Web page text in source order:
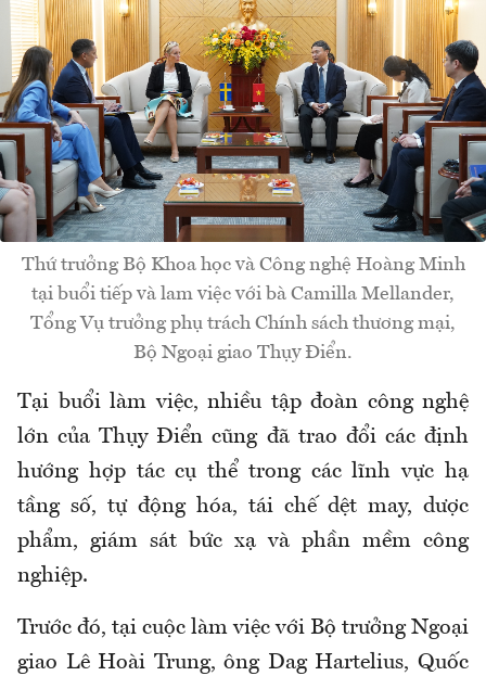
Thứ trưởng Bộ Khoa học và Công nghệ Hoàng Minh
tại buổi tiếp và lam việc với bà Camilla Mellander,
Tổng Vụ trưởng phụ trách Chính sách thương mại,
Bộ Ngoại giao Thụy Điển.
Tại buổi làm việc, nhiều tập đoàn công nghệ
lớn của Thụy Điển cũng đã trao đổi các định
hướng hợp tác cụ thể trong các lĩnh vực hạ
tầng số, tự động hóa, tái chế dệt may, dược
phẩm, giám sát bức xạ và phần mềm công
nghiệp.
Trước đó, tại cuộc làm việc với Bộ trưởng Ngoại
giao Lê Hoài Trung, ông Dag Hartelius, Quốc